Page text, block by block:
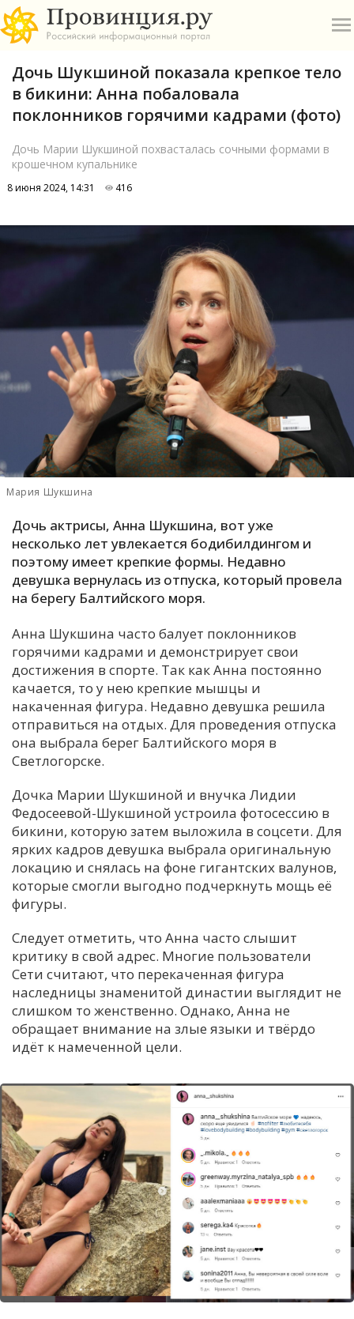
Б
Е
И
Н
Р
С
Т
У
Х
Ч
Я
Дочь Шукшиной показала крепкое тело
в бикини: Анна побаловала
поклонников горячими кадрами (фото)
Дочь Марии Шукшиной похвасталась сочными формами в
крошечном купальнике
8 июня 2024, 14:31 416
Мария Шукшина
Дочь актрисы, Анна Шукшина, вот уже
несколько лет увлекается бодибилдингом и
поэтому имеет крепкие формы. Недавно
девушка вернулась из отпуска, который провела
на берегу Балтийского моря.
Анна Шукшина часто балует поклонников
горячими кадрами и демонстрирует свои
достижения в спорте. Так как Анна постоянно
качается, то у нею крепкие мышцы и
накаченная фигура. Недавно девушка решила
отправиться на отдых. Для проведения отпуска
она выбрала берег Балтийского моря в
Светлогорске.
Дочка Марии Шукшиной и внучка Лидии
Федосеевой-Шукшиной устроила фотосессию в
бикини, которую затем выложила в соцсети. Для
ярких кадров девушка выбрала оригинальную
локацию и снялась на фоне гигантских валунов,
которые смогли выгодно подчеркнуть мощь её
фигуры.
Следует отметить, что Анна часто слышит
критику в свой адрес. Многие пользователи
Сети считают, что перекаченная фигура
наследницы знаменитой династии выглядит не
слишком то женственно. Однако, Анна не
обращает внимание на злые языки и твёрдо
идёт к намеченной цели.